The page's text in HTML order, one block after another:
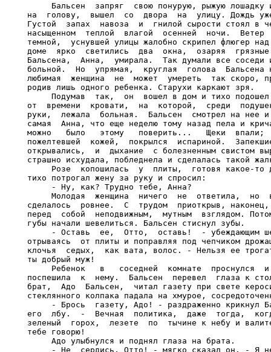
Бальсен  запряг  свою понурую, рыжую лошадку
на  голову,  вышел  со  двора  на  улицу. Дождь
Густой  запах  навоза  и  гнилой сырости стоял в
насыщенном  теплой  влагой  осенней  ночи.  Ветер
темной,  уснувшей улицы жалобно скрипел флюгер
доме  ярко  светились  два  окна,  озаряя
Бальсена,  Анна,  умирала.  Так думали все соседи
больной.  Но  упрямая,  круглая  голова  Бальсена
любимая  женщина  не  может  умереть  так скоро,
родив лишь одного ребенка. Старухи каркают зря.
Подумав  так,  он  вошел в дом и тихо
от  времени  кровати,  на  которой,  среди
руки,  лежала  больная.  Бальсен  смотрел на нее и
самая  Анна, что еще неделю тому назад пела и
можно   было   этому   поверить...   Щеки  впали;
пожелтевшей  кожей,  покрылся  испариной.
открывались,  и  дыхание  с болезненным свистом
страшно исхудала, побледнела и сделалась такой
Розе  копошилась  у  плиты,  готовя какое-то
тихо потрогал жену за руку и спросил:
     - Ну, как? Трудно тебе, Анна?
Молодая  женщина  ничего  не  ответила,  но
сделалось  ровнее.  С  трудом  приоткрыв,
перед  собой  неподвижным,  мутным  взглядом.
губы начали шевелиться. Бальсен стиснул зубы.
- Оставь  ее,  Отто,  оставь!  - убеждающим
отрываясь  от плиты и поправляя под чепчиком
клочья  седых,  как вата, волос. - Нельзя ее
ты добрый муж!
Ребенок   в   соседней  комнате  проснулся
поспешила  к  нему.  Бальсен  перевел  глаза к
брат,  Адо  Бальсен,  читал газету при свете
стеклянного колпака падала на хмурое,
- Брось  газету, Адо! - раздраженно крикнул
его  лбу.  -  Вечная  политика,  даже  тогда,
зеленый  горох,  лезете  по  тычине к небу и
тебе говорю!
     Адо улыбнулся и поднял глаза на брата.
- Не  сердись, Отто! - мягко сказал он. - Я